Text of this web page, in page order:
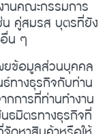
นคณะกรรมการ
คู่สมรส บุตรที่ยัง
น ๆ
ยข้อมูลส่วนบุคคล
ทางธุรกิจกับท่าน
การที่ท่านทำงาน
ธมิตรทางธุรกิจที่